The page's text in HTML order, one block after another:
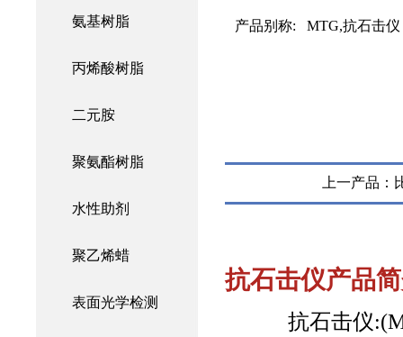
氨基树脂
丙烯酸树脂
二元胺
聚氨酯树脂
水性助剂
聚乙烯蜡
表面光学检测
产品别称: MTG,抗石击仪
上一产品：
抗石击仪产品
抗石击仪